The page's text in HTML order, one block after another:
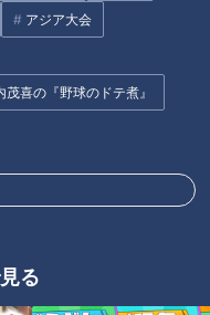
アジア大会
喜の『野球のドテ煮』
る
物繊維」
およそ2本分。そのた
問わず全世代で不足しが
くと、腸内環境が悪化し
だけでなく、大腸がんや
くなってしまいます。ま
多い食事は睡眠の質を下